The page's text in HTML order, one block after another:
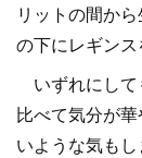
リットの間か
の下にレギンス
いずれにして
比べて気分が
いような気も